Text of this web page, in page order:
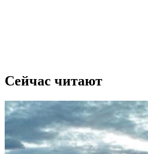
Сейчас читают